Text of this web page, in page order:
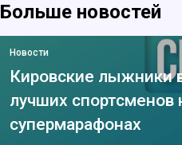
Больше новостей
Новости
Кировские лыжники
лучших спортсменов
супермарафонах